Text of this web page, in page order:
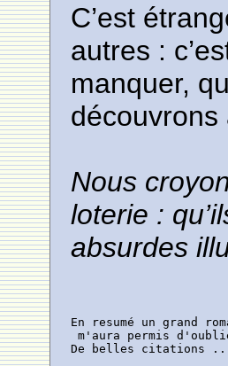
C’est
autres :
manquer,
Nous
loterie :
absurdes
En resumé un grand
m'aura permis
De belles citations